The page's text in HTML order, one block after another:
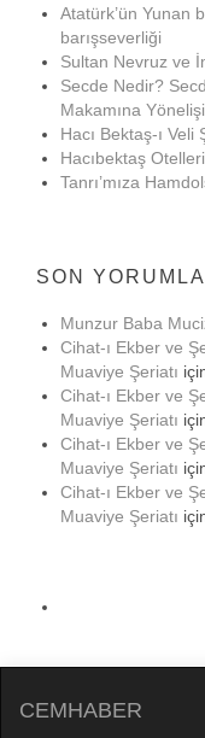
Atatürk’ün Yunan
barışseverliği
Sultan Nevruz ve
Secde Nedir?
Makamına Yönelişi
Hacı Bektaş-ı Veli
Hacıbektaş Otelleri
Tanrı’mıza
SON
Munzur Baba
Cihat-ı Ekber ve
Muaviye Şeriatı
Cihat-ı Ekber ve
Muaviye Şeriatı
Cihat-ı Ekber ve
Muaviye Şeriatı
Cihat-ı Ekber ve
Muaviye Şeriatı
CEMHABER